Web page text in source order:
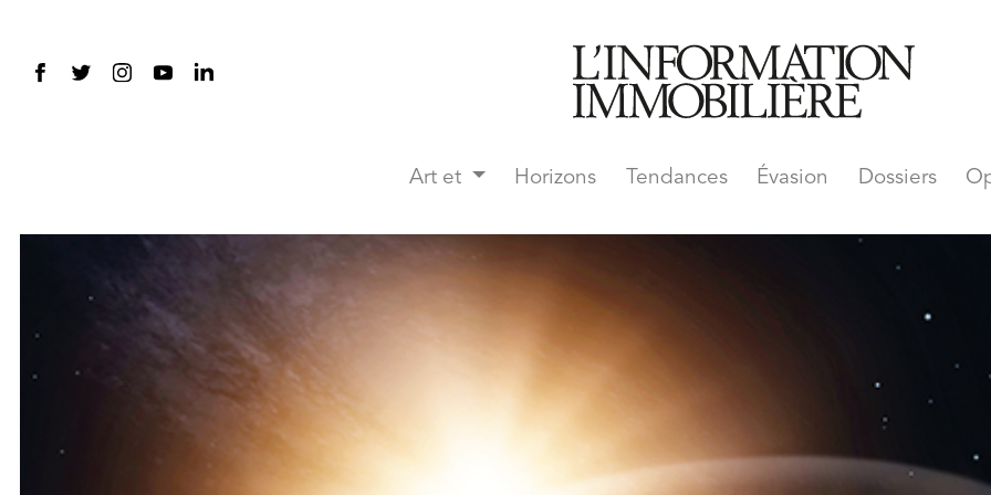
Art et Horizons Tendances Évasion Dossiers